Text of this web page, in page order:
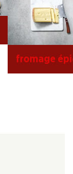
fromage